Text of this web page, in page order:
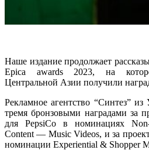
Наше издание продолжает
Epica awards 2023, на
Центральной Азии получили
Рекламное агентство “Синтез”
тремя бронзовыми наградами за
для PepsiCo в номинациях
Content — Music Videos, и за
номинации Experiential & Shopper